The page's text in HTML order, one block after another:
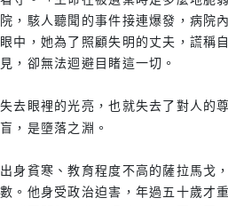
院，駭人聽聞的事件接連爆發，病院
眼中，她為了照顧失明的丈夫，謊稱
見，卻無法迴避目睹這一切。
失去眼裡的光亮，也就失去了對人的尊
盲，是墮落之淵。
出身貧寒、教育程度不高的薩拉馬戈
數。他身受政治迫害，年過五十歲才